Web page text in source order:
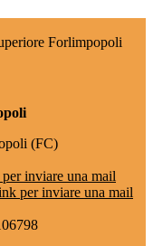
Forlimpopoli
(FC)
inviare una mail
per inviare una mail